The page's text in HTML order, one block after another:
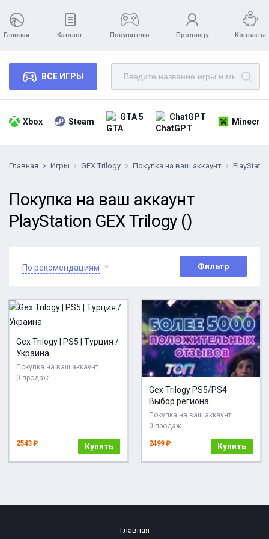
Главная Каталог Покупателю Продавцу Контакты
ВСЕ ИГРЫ
Xbox Steam GTA 5 ChatGPT
Главная Игры GEX Trilogy Покупка на ваш аккаунт
Покупка на ваш аккаунт
PlayStation GEX Trilogy ()
По рекомендациям Фильтр
Gex Trilogy | PS5 | Турция /
Украина
Покупка на ваш аккаунт
0 продаж
2543 ₽ Купить
Gex Trilogy PS5/PS4
Выбор региона
Покупка на ваш аккаунт
0 продаж
2499 ₽ Купить
Главная